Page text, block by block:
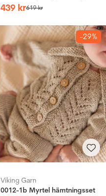
439 kr619kr
-29%
Viking Garn
0012-1b Myrtel hämtningsset